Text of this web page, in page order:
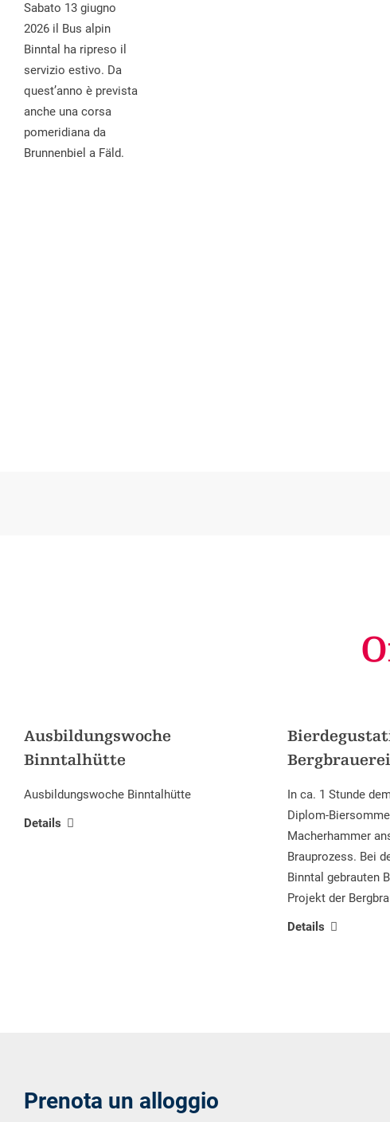
Sabato 13 giugno
2026 il Bus alpin
Binntal ha ripreso il
servizio estivo. Da
quest’anno è prevista
anche una corsa
pomeridiana da
Brunnenbiel a Fäld.
Ausbildungswoche
Binntalhütte
Ausbildungswoche Binntalhütte
Details
In ca. 1 Stunde
Diplom-
Macherhammer
Brauprozess. Bei
Binntal gebrauten
Projekt der
Details
Prenota un alloggio